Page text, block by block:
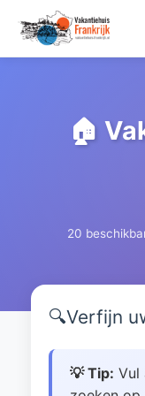
🏠
20
🔍Verfijn
💡 Tip: Vul